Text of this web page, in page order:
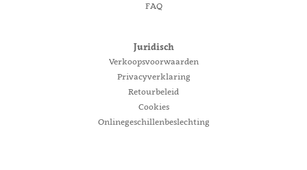
FAQ
Juridisch
Verkoopsvoorwaarden
Privacyverklaring
Retourbeleid
Cookies
Onlinegeschillenbeslechting